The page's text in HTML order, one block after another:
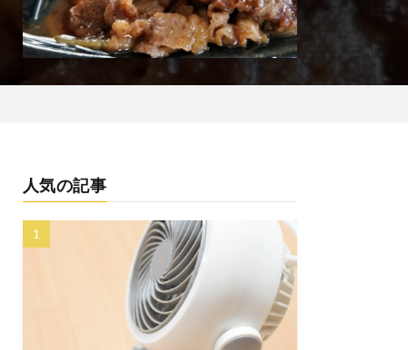
人気の記事